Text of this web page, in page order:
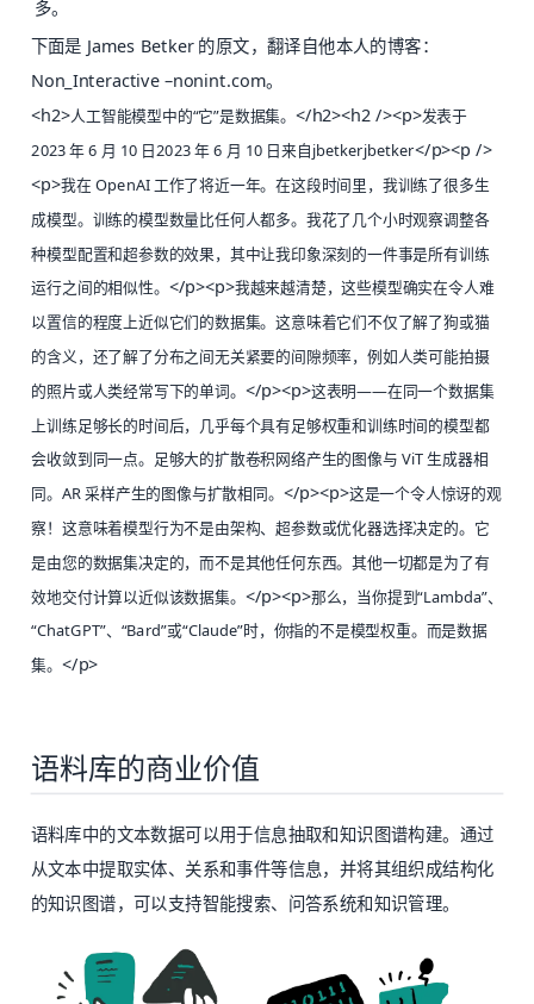
多。
下面是 James Betker 的原文，翻译自他本人的博客：
Non_Interactive –nonint.com。
<h2>人工智能模型中的“它”是数据集。</h2><h2 /><p>发表于
2023 年 6 月 10 日2023 年 6 月 10 日来自jbetkerjbetker</p><p />
<p>我在 OpenAI 工作了将近一年。在这段时间里，我训练了很多生
成模型。训练的模型数量比任何人都多。我花了几个小时观察调整各
种模型配置和超参数的效果，其中让我印象深刻的一件事是所有训练
运行之间的相似性。 </p><p>我越来越清楚，这些模型确实在令人难
以置信的程度上近似它们的数据集。这意味着它们不仅了解了狗或猫
的含义，还了解了分布之间无关紧要的间隙频率，例如人类可能拍摄
的照片或人类经常写下的单词。 </p><p>这表明——在同一个数据集
上训练足够长的时间后，几乎每个具有足够权重和训练时间的模型都
会收敛到同一点。足够大的扩散卷积网络产生的图像与 ViT 生成器相
同。AR 采样产生的图像与扩散相同。 </p><p>这是一个令人惊讶的观
察！这意味着模型行为不是由架构、超参数或优化器选择决定的。它
是由您的数据集决定的，而不是其他任何东西。其他一切都是为了有
效地交付计算以近似该数据集。 </p><p>那么，当你提到“Lambda”、
“ChatGPT”、“Bard”或“Claude”时，你指的不是模型权重。而是数据
集。 </p>
语料库的商业价值
语料库中的文本数据可以用于信息抽取和知识图谱构建。通过
从文本中提取实体、关系和事件等信息，并将其组织成结构化
的知识图谱，可以支持智能搜索、问答系统和知识管理。